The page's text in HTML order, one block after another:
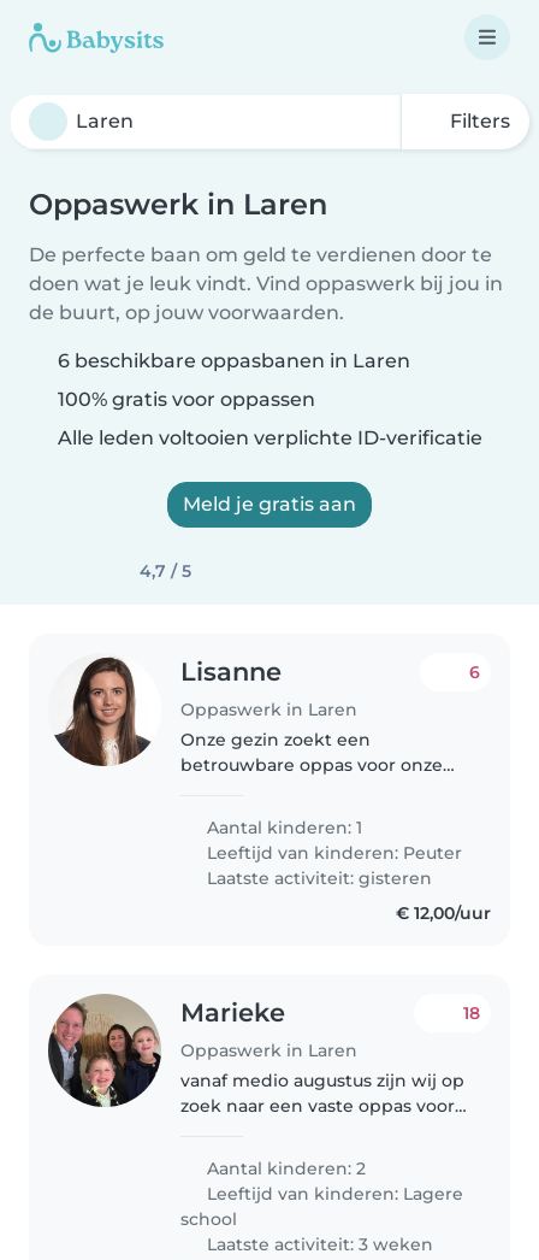
Filters
Oppaswerk in Laren
De perfecte baan om geld te verdienen door te
doen wat je leuk vindt. Vind oppaswerk bij jou in
de buurt, op jouw voorwaarden.
6 beschikbare oppasbanen in Laren
100% gratis voor oppassen
Alle leden voltooien verplichte ID-verificatie
Meld je gratis aan
4,7 / 5
Lisanne
Oppaswerk in Laren
6
Onze gezin zoekt een
betrouwbare oppas voor onze
liefhebbende peuter. We
hebben behoefte aan iemand
die comfortabel is met
huishoudelijke taken en graag..
Aantal kinderen: 1
Leeftijd van kinderen: Peuter
Laatste activiteit: gisteren
€ 12,00/uur
Marieke
Oppaswerk in Laren
18
vanaf medio augustus zijn wij op
zoek naar een vaste oppas voor
een zoon van 6 (groep 3). We
zoeken iemand die wekelijks..
Aantal kinderen: 2
Leeftijd van kinderen: Lagere
school
Laatste activiteit: 3 weken